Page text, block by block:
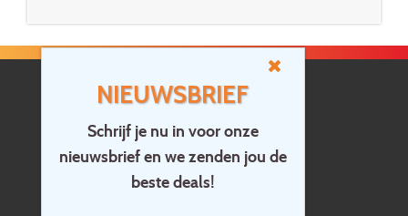
NIEUWSBRIEF
Schrijf je nu in voor onze
nieuwsbrief en we zenden jou de
beste deals!
Home
Contact